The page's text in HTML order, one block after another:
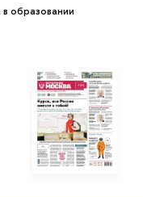
образовании